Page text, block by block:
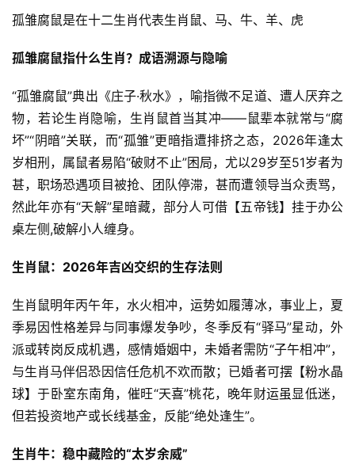
孤雏腐鼠是在十二生肖代表生肖鼠、马、牛、羊、虎
孤雏腐鼠指什么生肖？成语溯源与隐喻
“孤雏腐鼠”典出《庄子·秋水》，喻指微不足道、遭人厌弃之
物，若论生肖隐喻，生肖鼠首当其冲——鼠辈本就常与“腐
坏”“阴暗”关联，而“孤雏”更暗指遭排挤之态，2026年逢太
岁相刑，属鼠者易陷“破财不止”困局，尤以29岁至51岁者为
甚，职场恐遇项目被抢、团队停滞，甚而遭领导当众责骂，
然此年亦有“天解”星暗藏，部分人可借【五帝钱】挂于办公
桌左侧,破解小人缠身。
生肖鼠：2026年吉凶交织的生存法则
生肖鼠明年丙午年，水火相冲，运势如履薄冰，事业上，夏
季易因性格差异与同事爆发争吵，冬季反有“驿马”星动，外
派或转岗反成机遇，感情婚姻中，未婚者需防“子午相冲”，
与生肖马伴侣恐因信任危机不欢而散；已婚者可摆【粉水晶
球】于卧室东南角，催旺“天喜”桃花，晚年财运虽显低迷，
但若投资地产或长线基金，反能“绝处逢生”。
生肖牛：稳中藏险的“太岁余威”